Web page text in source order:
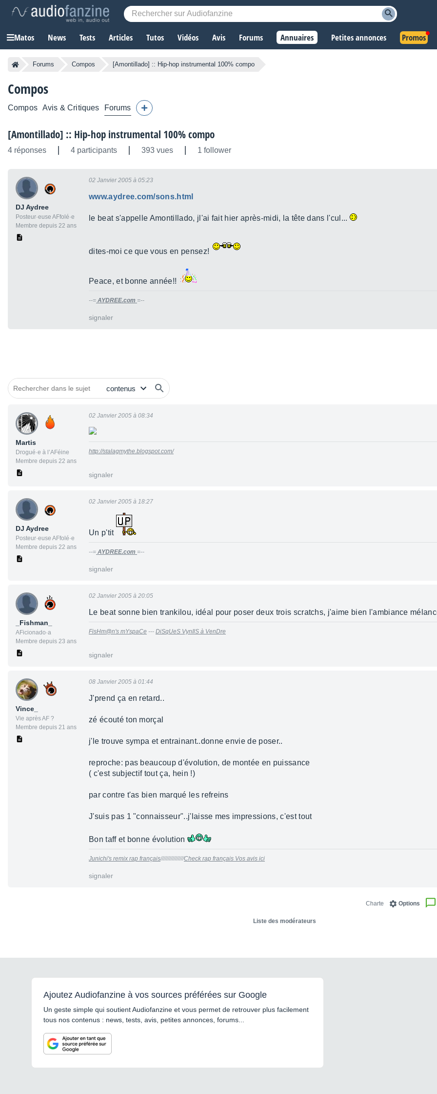
Matos News Tests Articles Tutos Vidéos Avis Forums Annuaires Petites annonces Promos
Forums Compos [Amontillado] :: Hip-hop instrumental 100% compo
Compos
Compos Avis & Critiques Forums
[Amontillado] :: Hip-hop instrumental 100% compo
4 réponses 4 participants 393 vues 1 follower
DJ Aydree
Posteur·euse AFfolé·e
Membre depuis 22 ans
02 Janvier 2005 à 05:23
www.aydree.com/sons.html
le beat s'appelle Amontillado, jl'ai fait hier après-midi, la tête dans l'cul...
dites-moi ce que vous en pensez!
Peace, et bonne année!!
--= AYDREE.com =--
signaler
Martis
Drogué·e à l’AFéine
Membre depuis 22 ans
02 Janvier 2005 à 08:34
http://stalagmythe.blogspot.com/
signaler
DJ Aydree
Posteur·euse AFfolé·e
Membre depuis 22 ans
02 Janvier 2005 à 18:27
Un p'tit
--= AYDREE.com =--
signaler
_Fishman_
AFicionado·a
Membre depuis 23 ans
02 Janvier 2005 à 20:05
Le beat sonne bien trankilou, idéal pour poser deux trois scratchs, j'aime bien l'ambiance
FisHm@n's mYspaCe --- DiSqUeS VynIlS à VenDre
signaler
Vince_
Vie après AF ?
Membre depuis 21 ans
08 Janvier 2005 à 01:44
J'prend ça en retard..
zé écouté ton morçal
j'le trouve sympa et entrainant..donne envie de poser..
reproche: pas beaucoup d'évolution, de montée en puissance
( c'est subjectif tout ça, hein !)
par contre t'as bien marqué les refreins
J'suis pas 1 "connaisseur"..j'laisse mes impressions, c'est tout
Bon taff et bonne évolution
Junichi's remix rap français////////////////Check rap français Vos avis ici
signaler
Options
Charte
Liste des modérateurs
Ajoutez Audiofanzine à vos sources préférées sur Google
Un geste simple qui soutient Audiofanzine et vous permet de retrouver plus facilement
tous nos contenus : news, tests, avis, petites annonces, forums...